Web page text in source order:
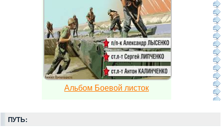
Альбом Боевой листок
ПУТЬ: